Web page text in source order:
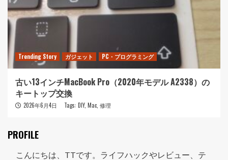
Trending Story ガジェット PC・プログラミング
古い13インチMacBook Pro（2020年モデル A2338）の
キートップ交換
2026年6月4日 Tags: DIY, Mac 修理
PROFILE
こんにちは、TTです。ライフハックやレビュー、テ